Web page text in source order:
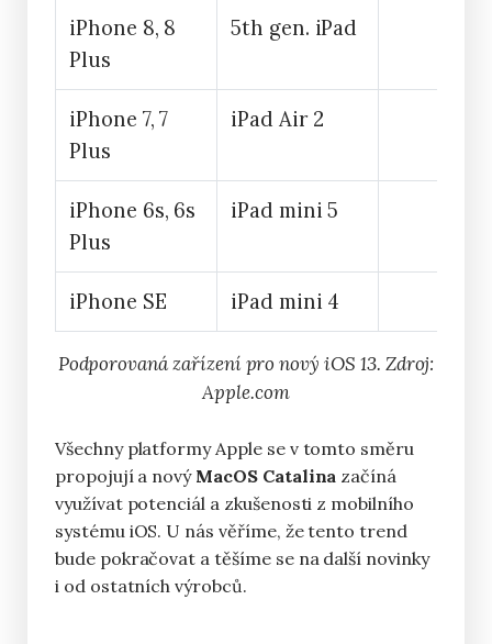
iPhone 8, 8
Plus
5th gen. iPad
iPhone 7, 7
Plus
iPad Air 2
iPhone 6s, 6s
Plus
iPad mini 5
iPhone SE iPad mini 4
Podporovaná zařízení pro nový iOS 13. Zdroj:
Apple.com
Všechny platformy Apple se v tomto směru
propojují a nový MacOS Catalina začíná
využívat potenciál a zkušenosti z mobilního
systému iOS. U nás věříme, že tento trend
bude pokračovat a těšíme se na další novinky
i od ostatních výrobců.